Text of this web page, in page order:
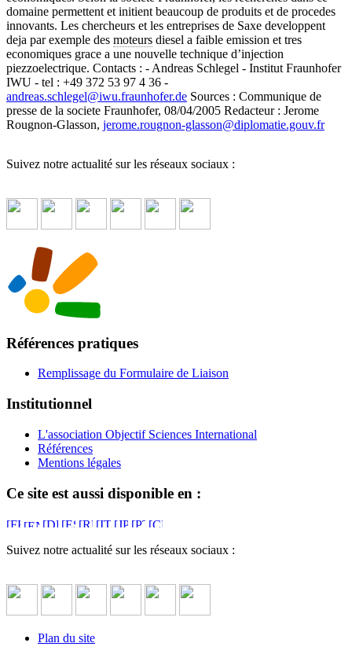
domaine permettent et initient beaucoup de produits et de procedes
innovants. Les chercheurs et les entreprises de Saxe developpent
deja par exemple des moteurs diesel a faible emission et tres
economiques grace a une nouvelle technique d’injection
piezzoelectrique. Contacts : - Andreas Schlegel - Institut Fraunhofer
IWU - tel : +49 372 53 97 4 36 -
andreas.schlegel@iwu.fraunhofer.de Sources : Communique de
presse de la societe Fraunhofer, 08/04/2005 Redacteur : Jerome
Rougnon-Glasson, jerome.rougnon-glasson@diplomatie.gouv.fr
Suivez notre actualité sur les réseaux sociaux :
Références pratiques
Remplissage du Formulaire de Liaison
Institutionnel
L'association Objectif Sciences International
Références
Mentions légales
Ce site est aussi disponible en :
Suivez notre actualité sur les réseaux sociaux :
Plan du site